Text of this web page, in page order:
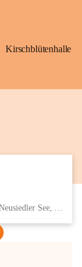
Kirschblütenhalle
Eisenstädter Straße 18, 7091 Breitenbrunn am Neusiedler See, AUT